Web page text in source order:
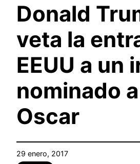
Donald
veta la
EEUU a un
nominado
Oscar
29 enero, 2017